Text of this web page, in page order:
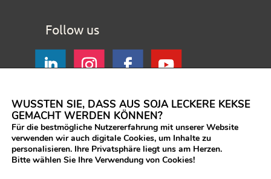
Follow us
WUSSTEN SIE, DASS AUS SOJA LECKERE KEKSE
GEMACHT WERDEN KÖNNEN?
Für die bestmögliche Nutzererfahrung mit unserer Website
verwenden wir auch digitale Cookies, um Inhalte zu
personalisieren. Ihre Privatsphäre liegt uns am Herzen.
Bitte wählen Sie Ihre Verwendung von Cookies!